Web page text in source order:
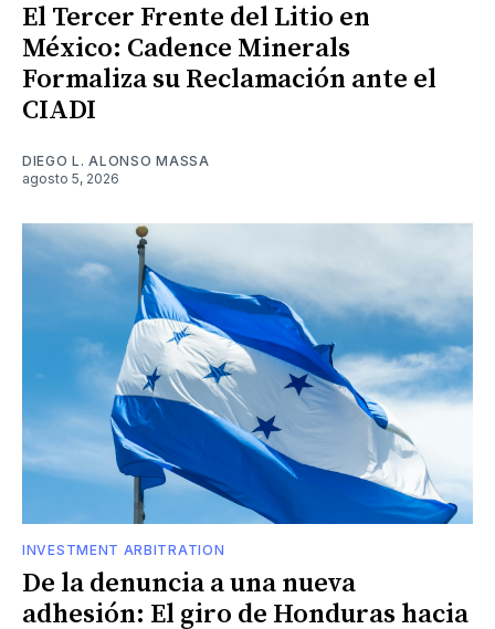
El Tercer Frente del Litio en
México: Cadence Minerals
Formaliza su Reclamación ante el
CIADI
DIEGO L. ALONSO MASSA
agosto 5, 2026
INVESTMENT ARBITRATION
De la denuncia a una nueva
adhesión: El giro de Honduras hacia